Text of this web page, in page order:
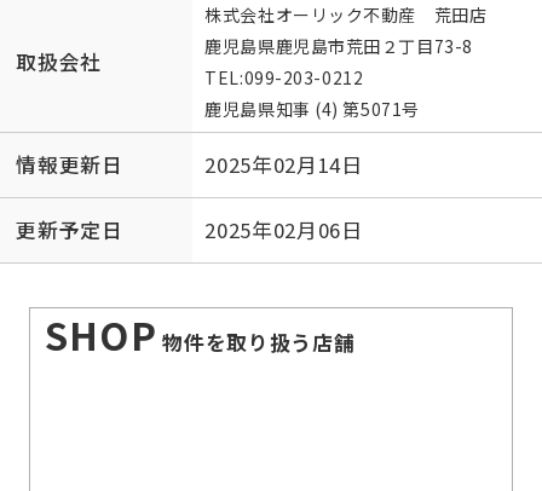
取扱会社
株式会社オーリック不動産 荒田店
鹿児島県鹿児島市荒田２丁目73-8
TEL:099-203-0212
鹿児島県知事 (4) 第5071号
情報更新日 2025年02月14日
更新予定日 2025年02月06日
SHOP 物件を取り扱う店舗